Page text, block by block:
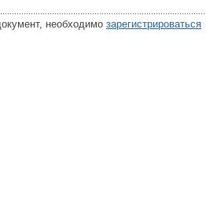
необходимо зарегистрироваться